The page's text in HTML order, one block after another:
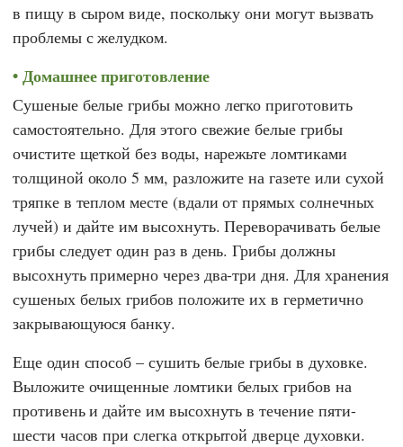
в пищу в сыром виде, поскольку они могут вызвать
проблемы с желудком.
Домашнее приготовление
Сушеные белые грибы можно легко приготовить
самостоятельно. Для этого свежие белые грибы
очистите щеткой без воды, нарежьте ломтиками
толщиной около 5 мм, разложите на газете или сухой
тряпке в теплом месте (вдали от прямых солнечных
лучей) и дайте им высохнуть. Переворачивать белые
грибы следует один раз в день. Грибы должны
высохнуть примерно через два-три дня. Для хранения
сушеных белых грибов положите их в герметично
закрывающуюся банку.
Еще один способ – сушить белые грибы в духовке.
Выложите очищенные ломтики белых грибов на
противень и дайте им высохнуть в течение пяти-
шести часов при слегка открытой дверце духовки.